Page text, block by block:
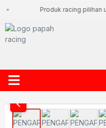
Produk racing pilihan